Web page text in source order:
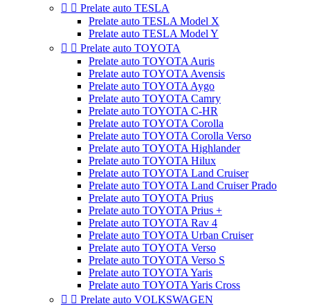
  Prelate auto TESLA
Prelate auto TESLA Model X
Prelate auto TESLA Model Y
  Prelate auto TOYOTA
Prelate auto TOYOTA Auris
Prelate auto TOYOTA Avensis
Prelate auto TOYOTA Aygo
Prelate auto TOYOTA Camry
Prelate auto TOYOTA C-HR
Prelate auto TOYOTA Corolla
Prelate auto TOYOTA Corolla Verso
Prelate auto TOYOTA Highlander
Prelate auto TOYOTA Hilux
Prelate auto TOYOTA Land Cruiser
Prelate auto TOYOTA Land Cruiser Prado
Prelate auto TOYOTA Prius
Prelate auto TOYOTA Prius +
Prelate auto TOYOTA Rav 4
Prelate auto TOYOTA Urban Cruiser
Prelate auto TOYOTA Verso
Prelate auto TOYOTA Verso S
Prelate auto TOYOTA Yaris
Prelate auto TOYOTA Yaris Cross
  Prelate auto VOLKSWAGEN